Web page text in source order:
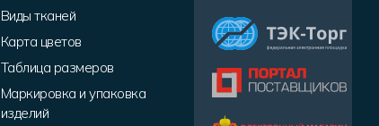
Виды тканей
Карта цветов
Таблица размеров
Маркировка и упаковка
изделий